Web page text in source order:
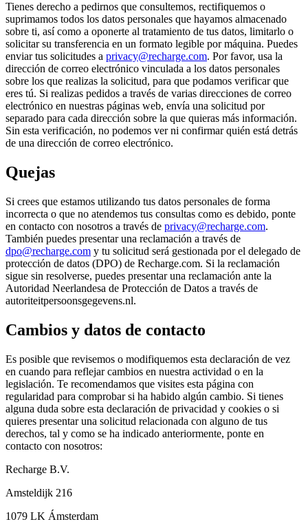
Tienes derecho a pedirnos que consultemos, rectifiquemos o
suprimamos todos los datos personales que hayamos almacenado
sobre ti, así como a oponerte al tratamiento de tus datos, limitarlo o
solicitar su transferencia en un formato legible por máquina. Puedes
enviar tus solicitudes a privacy@recharge.com. Por favor, usa la
dirección de correo electrónico vinculada a los datos personales
sobre los que realizas la solicitud, para que podamos verificar que
eres tú. Si realizas pedidos a través de varias direcciones de correo
electrónico en nuestras páginas web, envía una solicitud por
separado para cada dirección sobre la que quieras más información.
Sin esta verificación, no podemos ver ni confirmar quién está detrás
de una dirección de correo electrónico.
Quejas
Si crees que estamos utilizando tus datos personales de forma
incorrecta o que no atendemos tus consultas como es debido, ponte
en contacto con nosotros a través de privacy@recharge.com.
También puedes presentar una reclamación a través de
dpo@recharge.com y tu solicitud será gestionada por el delegado de
protección de datos (DPO) de Recharge.com. Si la reclamación
sigue sin resolverse, puedes presentar una reclamación ante la
Autoridad Neerlandesa de Protección de Datos a través de
autoriteitpersoonsgegevens.nl.
Cambios y datos de contacto
Es posible que revisemos o modifiquemos esta declaración de vez
en cuando para reflejar cambios en nuestra actividad o en la
legislación. Te recomendamos que visites esta página con
regularidad para comprobar si ha habido algún cambio. Si tienes
alguna duda sobre esta declaración de privacidad y cookies o si
quieres presentar una solicitud relacionada con alguno de tus
derechos, tal y como se ha indicado anteriormente, ponte en
contacto con nosotros:
Recharge B.V.
Amsteldijk 216
1079 LK Ámsterdam